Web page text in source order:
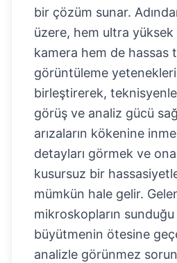
bir çözüm sunar.
üzere, hem ultra
kamera hem de hassas
görüntüleme
birleştirerek,
görüş ve analiz gücü
arızaların kökenine
detayları görmek ve
kusursuz bir
mümkün hale gelir.
mikroskopların
büyütmenin ötesine
analizle görünmez